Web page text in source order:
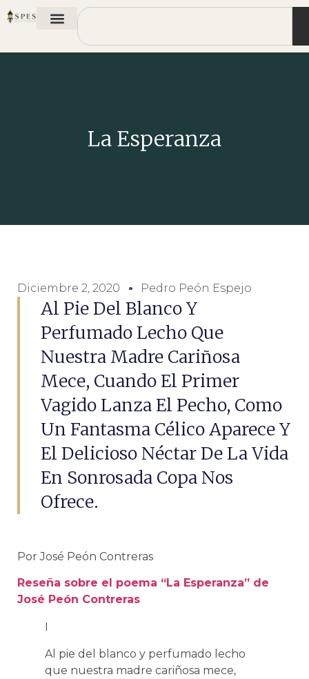
La Esperanza
Diciembre 2, 2020 Pedro Peón Espejo
Al Pie Del Blanco Y
Perfumado Lecho Que
Nuestra Madre Cariñosa
Mece, Cuando El Primer
Vagido Lanza El Pecho, Como
Un Fantasma Célico Aparece Y
El Delicioso Néctar De La Vida
En Sonrosada Copa Nos
Ofrece.
Por José Peón Contreras
Reseña sobre el poema “La Esperanza” de
José Peón Contreras
Al pie del blanco y perfumado lecho
que nuestra madre cariñosa mece,